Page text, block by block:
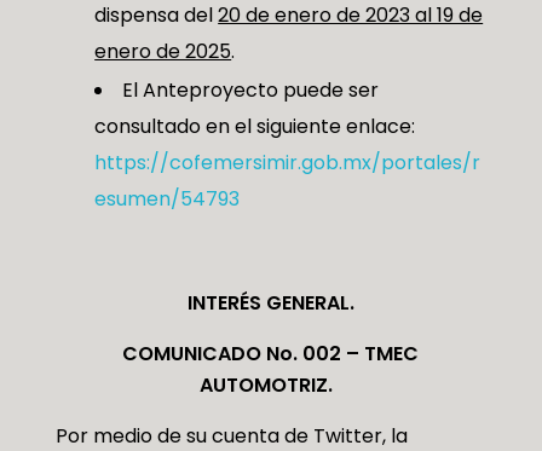
dispensa del20 de enero de 2023 al 19 de
enero de 2025.
El Anteproyecto puede ser
consultado en el siguiente enlace:
https://cofemersimir.gob.mx/portales/r
esumen/54793
INTERÉS GENERAL.
COMUNICADO No. 002 – TMEC
AUTOMOTRIZ.
Por medio de su cuenta de Twitter, la